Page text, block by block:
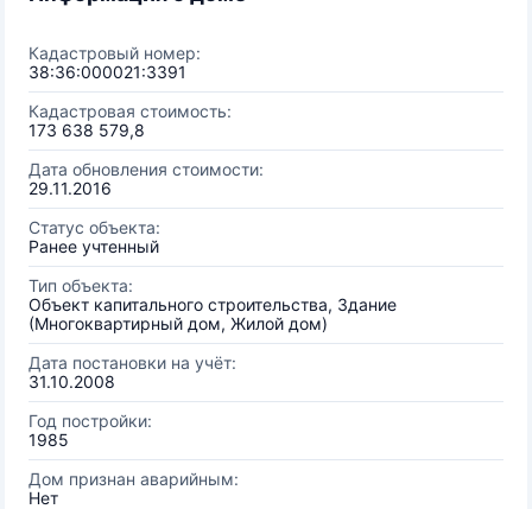
Кадастровый номер:
38:36:000021:3391
Кадастровая стоимость:
173 638 579,8
Дата обновления стоимости:
29.11.2016
Статус объекта:
Ранее учтенный
Тип объекта:
Объект капитального строительства, Здание
(Многоквартирный дом, Жилой дом)
Дата постановки на учёт:
31.10.2008
Год постройки:
1985
Дом признан аварийным:
Нет